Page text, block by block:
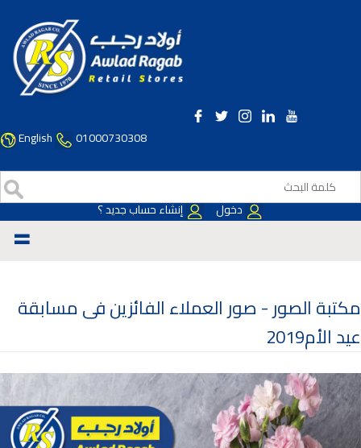
English 01000730308
دخول إنشاء حساب جديد ؟ =
مكتبة الصور -صور العملاء الفائزين فى مسابقة
عيد الأم2019